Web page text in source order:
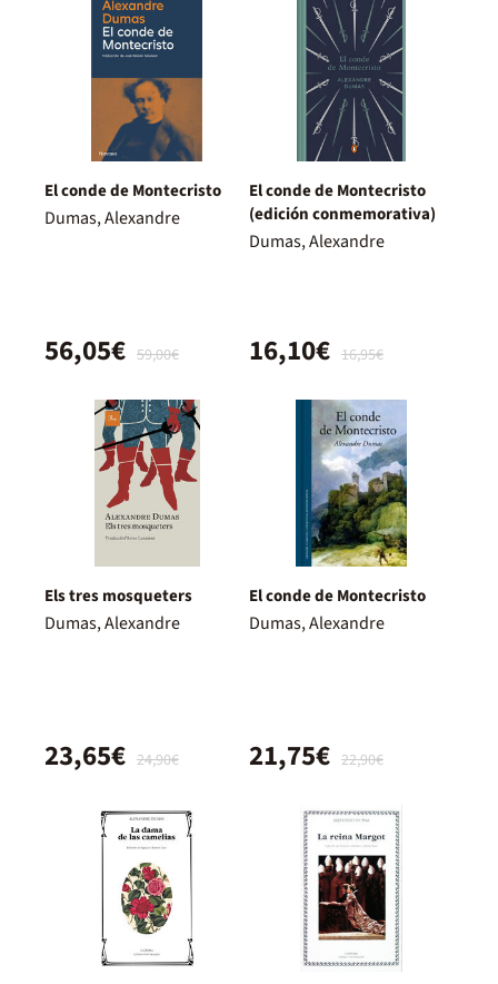
El conde de Montecristo
Dumas, Alexandre
59,00€
56,05€
El conde de Montecristo
(edición conmemorativa)
Dumas, Alexandre
16,95€
16,10€
Els tres mosqueters
Dumas, Alexandre
24,90€
23,65€
El conde de Montecristo
Dumas, Alexandre
22,90€
21,75€